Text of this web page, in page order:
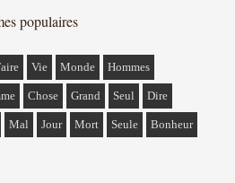
populaires
Vie Monde Hommes
Chose Grand Seul Dire
Mal Jour Mort Seule Bonheur